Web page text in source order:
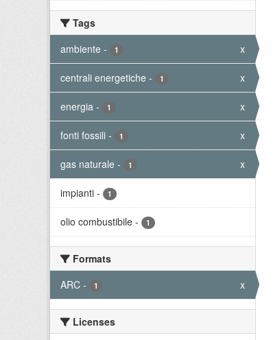
Tags
ambiente - 1 x
centrali energetiche - 1 x
energia - 1 x
fonti fossili - 1 x
gas naturale - 1 x
impianti - 1
olio combustibile - 1
Formats
ARC - 1 x
Licenses